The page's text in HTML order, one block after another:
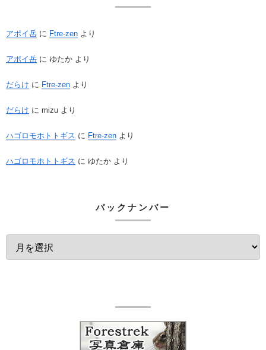
アポイ岳 に Ftre-zen より
アポイ岳 に ゆたか より
だらけ に Ftre-zen より
だらけ に mizu より
ハゴロモホトトギス に Ftre-zen より
ハゴロモホトトギス に ゆたか より
バックナンバー